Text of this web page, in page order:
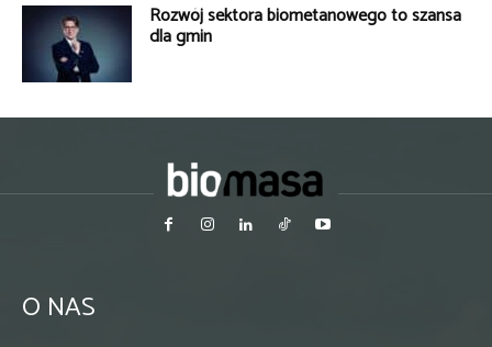
Rozwój sektora biometanowego to szansa
dla gmin
O NAS